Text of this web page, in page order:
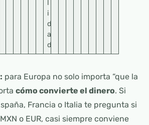
l
i
d
a
d
para Europa no solo importa “que la
cómo convierte el dinero. Si
Francia o Italia te pregunta si
o EUR, casi siempre conviene